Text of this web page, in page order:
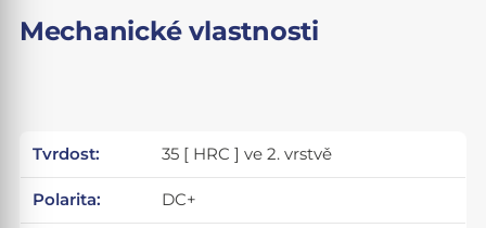
Mechanické vlastnosti
Tvrdost: 35 [ HRC ] ve 2. vrstvě
Polarita: DC+